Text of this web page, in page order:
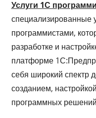
Услуги 1С
специализированные
программистами,
разработке и
платформе
себя широкий спектр
созданием,
программных